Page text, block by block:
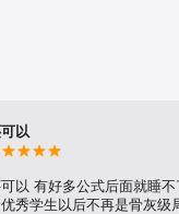
以
以 有好多公式后面就睡
秀学生以后不再是骨灰级